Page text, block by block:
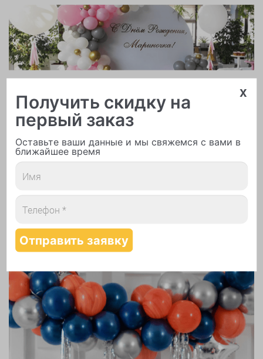
x
Получить скидку на
первый заказ
Оставьте ваши данные и мы свяжемся с вами в
ближайшее время